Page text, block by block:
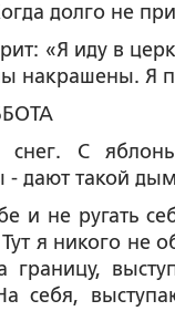
долго не
«Я иду в
накрашены. Я
С
дают такой
и не ругать
Тут я никого
границу,
себя,